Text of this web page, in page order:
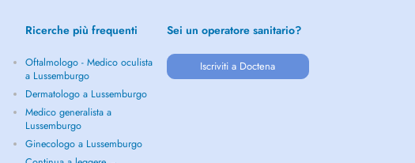
Ricerche più frequenti
Oftalmologo - Medico oculista
a Lussemburgo
Dermatologo a Lussemburgo
Medico generalista a
Lussemburgo
Ginecologo a Lussemburgo
Sei un operatore sanitario?
Iscriviti a Doctena